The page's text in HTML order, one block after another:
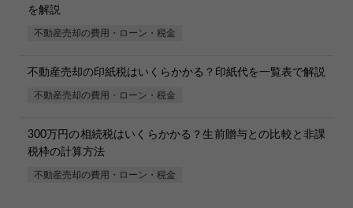
を解説
不動産売却の費用・ローン・税金
不動産売却の印紙税はいくらかかる？印紙代を一覧表で解説
不動産売却の費用・ローン・税金
300万円の相続税はいくらかかる？生前贈与との比較と非課
税枠の計算方法
不動産売却の費用・ローン・税金